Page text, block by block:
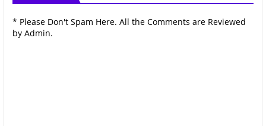
* Please Don't Spam Here. All the Comments are Reviewed
by Admin.